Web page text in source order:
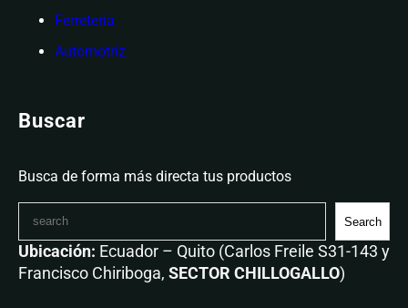
Ferretería
Automotriz
Buscar
Busca de forma más directa tus productos
Search
Ubicación: Ecuador – Quito (Carlos Freile S31-143 y
Francisco Chiriboga, SECTOR CHILLOGALLO)